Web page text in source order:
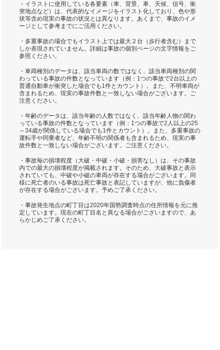
・イラストに使用している各要素（車、背景、車、天候、信号、衝
突地点など）は、代表的なイメージをイラスト化しており、色や形
状等含め現実の事故の状況とは異なります。あくまで、事故のイメ
ージとして参考までにご活用ください。
・多重事故の場合でもイラスト上では最大２台（歩行者含む）まで
しか表現されていません。詳細は事故の個別ページの文字情報をご
参照ください。
・車両種別のデータは、該当車両の数ではなく、該当車両種別の関
わっている事故の件数となっています（例：1つの事故で2台以上の
普通自動車が衝突した場合でも1件とカウント）。また、不明車両が
含まれるため、現実の事故件数と一致しない場合がございます。ご
注意ください。
・年齢のデータは、該当年齢の人数ではなく、該当年齢人物の関わ
っている事故の件数となっています（例：1つの事故で2人以上の25
～34歳が関係している場合でも1件とカウント）。また、多重事故の
運転手や同乗者など、年齢不明の関係者も含まれるため、現実の事
故件数と一致しない場合がございます。ご注意ください。
・事故毎の損壊程度（大破・中破・小破・損害なし）は、その事故
内での最大の損壊程度が掲載されます。そのため、大破事故と表示
されていても、中破や小破の車両が存在する場合がございます。同
様に死亡者のいる事故は死亡事故と表記していますが、他に負傷者
が存在する場合がございます。予めご了承ください。
・事故発生地点の町丁目は2020年国勢調査時点の住所情報を元に推
定しています。現在の町丁目名と異なる場合がございますので、あ
らかじめご了承ください。